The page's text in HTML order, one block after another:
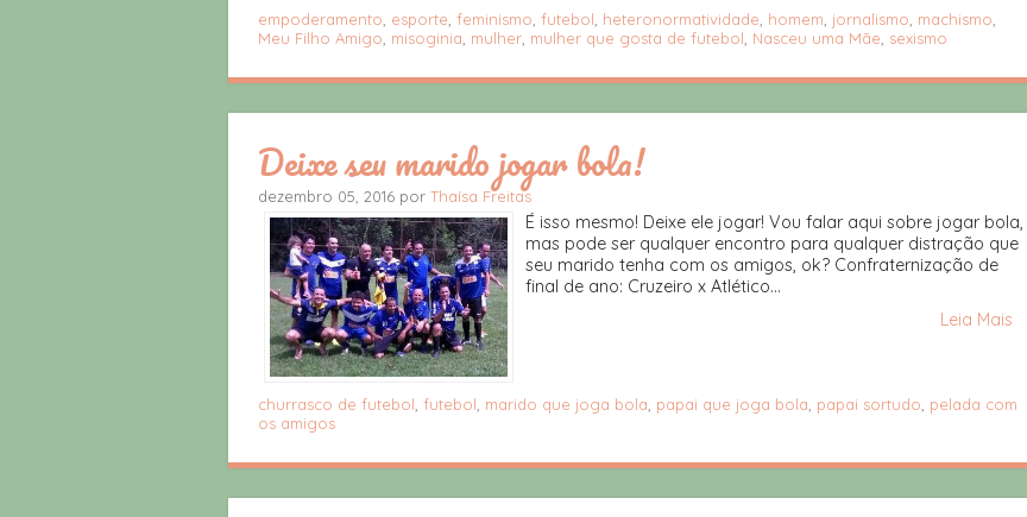
empoderamento esporte feminismo futebol heteronormatividade homem jornalismo machismo
Meu Filho Amigo misoginia mulher mulher que gosta de futebol Nasceu uma Mãe sexismo
Deixe seu marido jogar bola!
dezembro 05, 2016 por Thaísa Freitas
É isso mesmo! Deixe ele jogar! Vou falar aqui sobre jogar bola,
mas pode ser qualquer encontro para qualquer distração que
seu marido tenha com os amigos, ok? Confraternização de
final de ano: Cruzeiro x Atlético...
Leia Mais
churrasco de futebol futebol marido que joga bola papai que joga bola papai sortudo pelada com
os amigos